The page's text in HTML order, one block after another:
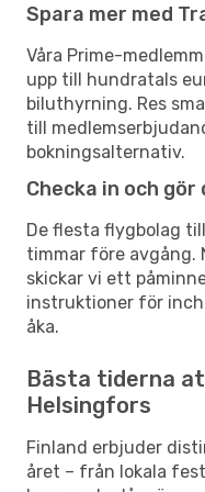
Spara mer med
Våra Prime-
upp till hundratals
biluthyrning. Res
till
bokningsalternativ.
Checka in och gör
De flesta flygbolag
timmar före avgång.
skickar vi ett
instruktioner för
åka.
Bästa tiderna
Helsingfors
Finland erbjuder
året – från lokala